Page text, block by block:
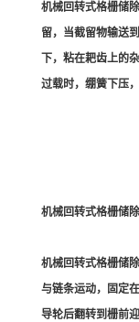
机械回转式格栅储
留，当截留物输送
下，粘在耙齿上的
过载时，绷簧下压
机械回转式格栅储
机械回转式格栅储
与链条运动，固定
导轮后翻转到栅前